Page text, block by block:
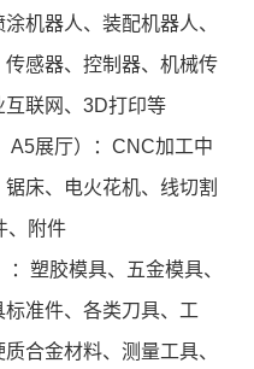
机器人、装配机器人、
感器、控制器、机械传
联网、3D打印等
A5展厅）：CNC加工中
床、电火花机、线切割
、附件
塑胶模具、五金模具、
准件、各类刀具、工
合金材料、测量工具、